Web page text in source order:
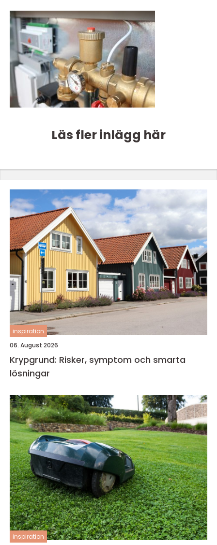
Läs fler inlägg här
inspiration
06. August 2026
Krypgrund: Risker, symptom och smarta
lösningar
inspiration